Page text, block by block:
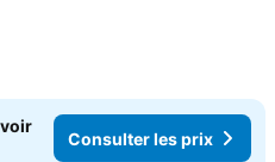
Consulter les prix